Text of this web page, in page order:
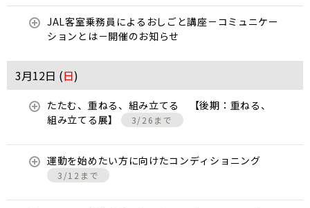
JAL客室乗務員によるおしごと講座－コミュニケー
ションとは－開催のお知らせ
3月12日 (日)
たたむ、重ねる、組み立てる 【後期：重ねる、
組み立てる展】
3/26まで
運動を始めたい方に向けたコンディショニング
3/12まで